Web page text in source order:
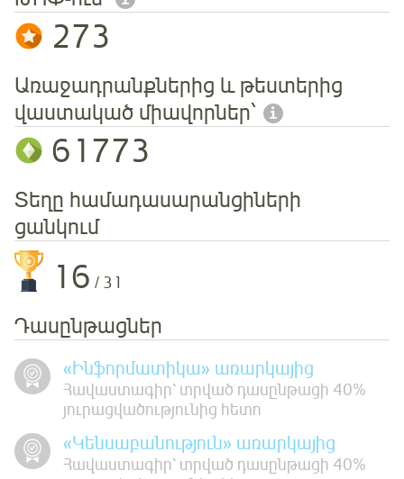
273
Առաջադրանքներից և թեստերից
վաստակած միավորներ՝
61773
Տեղը համադասարանցիների
ցանկում
16 / 31
Դասընթացներ
«Ինֆորմատիկա» առարկայից
Հավաստագիր՝ տրված դասընթացի 40%
յուրացվածությունից հետո
«Կենսաբանություն» առարկայից
Հավաստագիր՝ տրված դասընթացի 40%